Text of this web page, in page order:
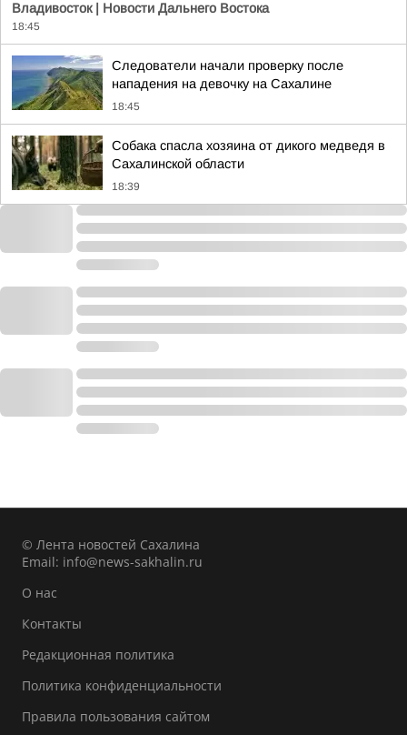
Владивосток | Новости Дальнего Востока
18:45
Следователи начали проверку после
нападения на девочку на Сахалине
18:45
Собака спасла хозяина от дикого медведя в
Сахалинской области
18:39
© Лента новостей Сахалина
Email: info@news-sakhalin.ru
О нас
Контакты
Редакционная политика
Политика конфиденциальности
Правила пользования сайтом